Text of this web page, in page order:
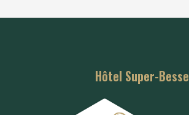
Hôtel Super-Besse